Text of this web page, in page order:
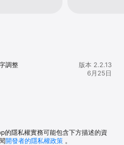
調整
版本 2.2.13
6月25日
的隱私權實務可能包含下方描述的資
開發者的隱私權政策 。